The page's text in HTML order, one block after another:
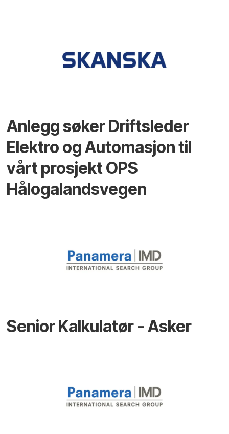
Anlegg søker Driftsleder
Elektro og Automasjon til
vårt prosjekt OPS
Hålogalandsvegen
Senior Kalkulatør - Asker